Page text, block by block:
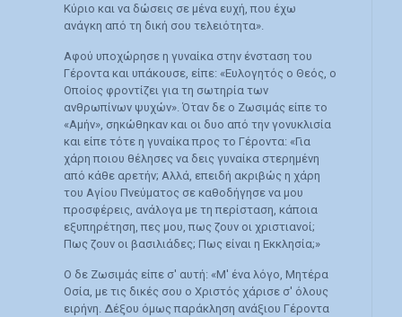
Κύριο και να δώσεις σε μένα ευχή, που έχω
ανάγκη από τη δική σου τελειότητα».
Αφού υποχώρησε η γυναίκα στην ένσταση του
Γέροντα και υπάκουσε, είπε: «Ευλογητός ο Θεός, ο
Οποίος φροντίζει για τη σωτηρία των
ανθρωπίνων ψυχών». Όταν δε ο Ζωσιμάς είπε το
«Αμήν», σηκώθηκαν και οι δυο από την γονυκλισία
και είπε τότε η γυναίκα προς το Γέροντα: «Για
χάρη ποιου θέλησες να δεις γυναίκα στερημένη
από κάθε αρετήν; Αλλά, επειδή ακριβώς η χάρη
του Αγίου Πνεύματος σε καθοδήγησε να μου
προσφέρεις, ανάλογα με τη περίσταση, κάποια
εξυπηρέτηση, πες μου, πως ζουν οι χριστιανοί;
Πως ζουν οι βασιλιάδες; Πως είναι η Εκκλησία;»
Ο δε Ζωσιμάς είπε σ' αυτή: «Μ' ένα λόγο, Μητέρα
Οσία, με τις δικές σου ο Χριστός χάρισε σ' όλους
ειρήνη. Δέξου όμως παράκληση ανάξιου Γέροντα